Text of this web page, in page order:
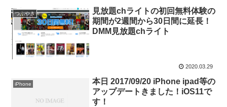
つぶやき
見放題chライトの初回無料体験の
期間が2週間から30日間に延長！
DMM見放題chライト
2020.03.29
iPhone
本日 2017/09/20 iPhone ipad等の
アップデートきました！iOS11で
す！